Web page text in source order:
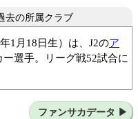
1月18日生）は、J2のア
選手。リーグ戦52試合に
去の所属クラブ
湘南ベルマーレ
ファンサカデータ